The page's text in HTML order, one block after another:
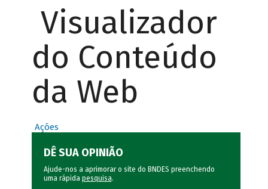
Visualizador
do Conteúdo
da Web
Ações
DÊ SUA OPINIÃO
Ajude-nos a aprimorar o site do BNDES preenchendo
uma rápida pesquisa.